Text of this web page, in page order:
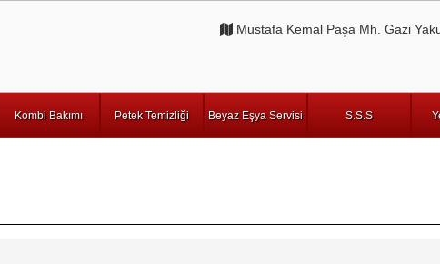
Mustafa Kemal Paşa Mh. Gazi
Kombi Bakımı Petek Temizliği Beyaz Eşya Servisi S.S.S